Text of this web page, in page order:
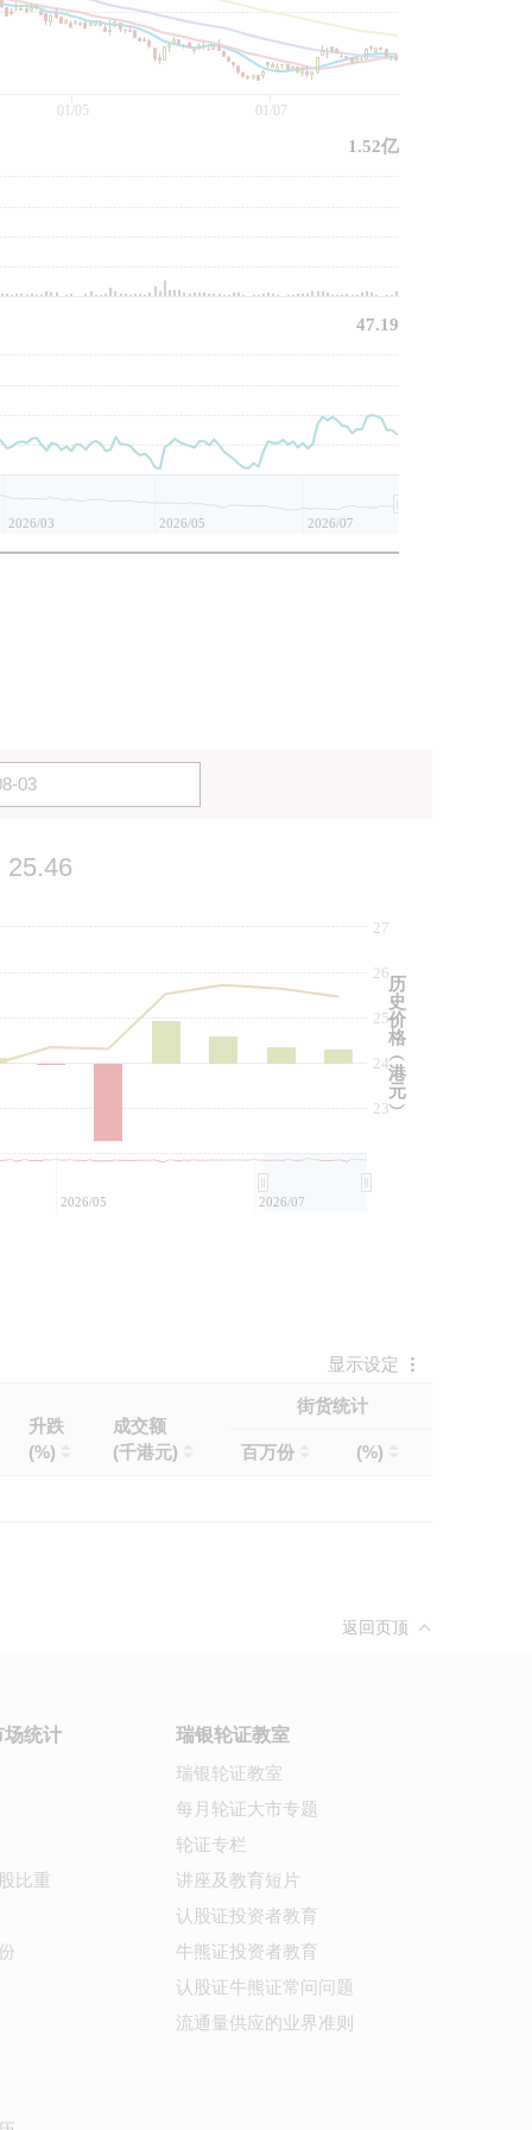
01/05 01/07
2026/03 2026/05 2026/07
1.52亿
47.19
25.46
24
23
25
26
27
2026/05 2026/07
历
史
价
格
︵
港
元
︶
显示设定
升跌
(%)
成交额
(千港元)
街货统计
百万份 (%)
返回页顶
场统计
比重
瑞银轮证教室
瑞银轮证教室
每月轮证大市专题
轮证专栏
讲座及教育短片
认股证投资者教育
牛熊证投资者教育
认股证牛熊证常问问题
流通量供应的业界准则